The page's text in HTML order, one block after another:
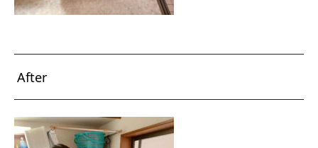
After